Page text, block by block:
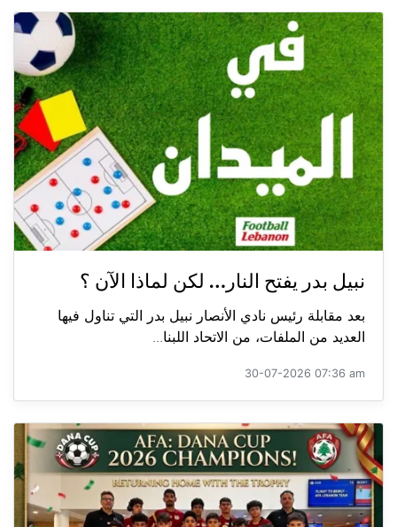
نبيل بدر يفتح النار… لكن لماذا الآن ؟
بعد مقابلة رئيس نادي الأنصار نبيل بدر التي تناول فيها
العديد من الملفات، من الاتحاد اللبنا...
30-07-2026 07:36 am